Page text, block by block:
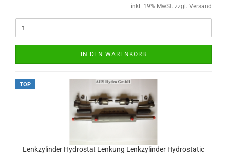
inkl. 19% MwSt. zzgl. Versand
IN DEN WARENKORB
TOP
Lenkzylinder Hydrostat Lenkung Lenkzylinder Hydrostatic